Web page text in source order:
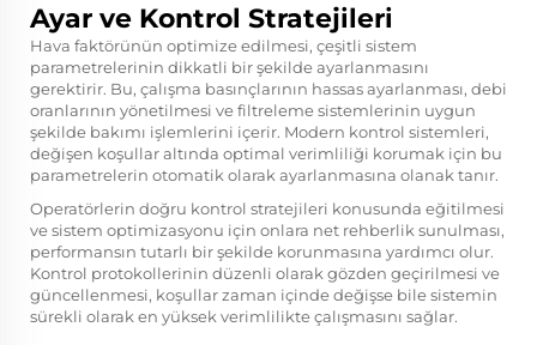
Ayar ve Kontrol Stratejileri
Hava faktörünün optimize edilmesi, çeşitli sistem
parametrelerinin dikkatli bir şekilde ayarlanmasını
gerektirir. Bu, çalışma basınçlarının hassas ayarlanması, debi
oranlarının yönetilmesi ve filtreleme sistemlerinin uygun
şekilde bakımı işlemlerini içerir. Modern kontrol sistemleri,
değişen koşullar altında optimal verimliliği korumak için bu
parametrelerin otomatik olarak ayarlanmasına olanak tanır.
Operatörlerin doğru kontrol stratejileri konusunda eğitilmesi
ve sistem optimizasyonu için onlara net rehberlik sunulması,
performansın tutarlı bir şekilde korunmasına yardımcı olur.
Kontrol protokollerinin düzenli olarak gözden geçirilmesi ve
güncellenmesi, koşullar zaman içinde değişse bile sistemin
sürekli olarak en yüksek verimlilikte çalışmasını sağlar.